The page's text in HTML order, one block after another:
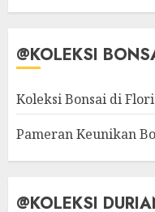
@KOLEKSI
Koleksi Bonsai di
Pameran Keunikan
@KOLEKSI